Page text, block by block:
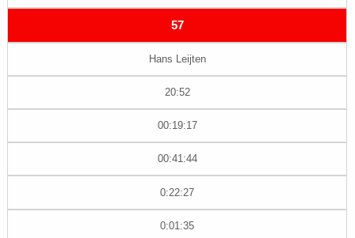
57
Hans Leijten
20:52
00:19:17
00:41:44
0:22:27
0:01:35